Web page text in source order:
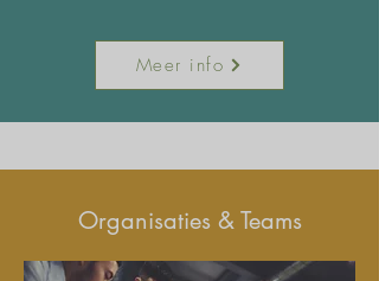
Meer info
Organisaties & Teams